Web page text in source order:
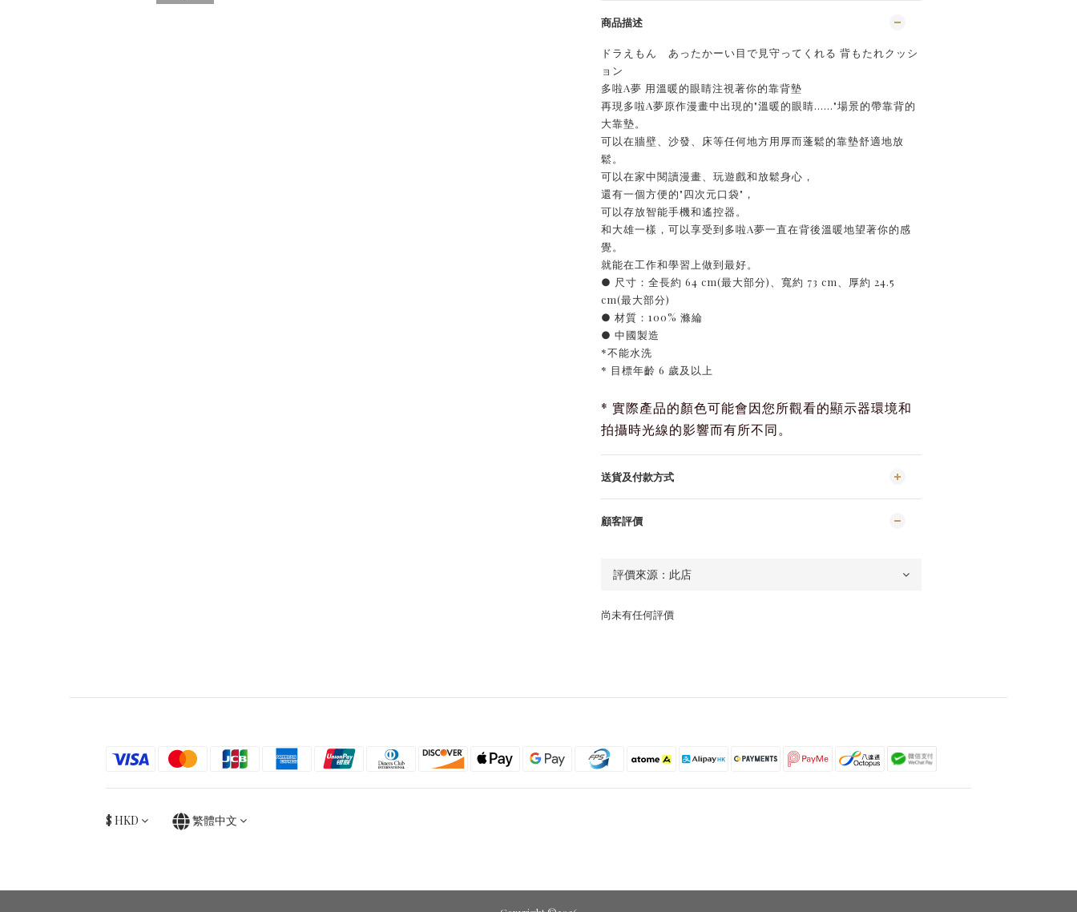
商品描述
ドラえもん あったかーい目で見守ってくれる 背もたれクッシ
ョン
多啦A夢 用溫暖的眼睛注視著你的靠背墊
再現多啦A夢原作漫畫中出現的"溫暖的眼睛……"場景的帶靠背的
大靠墊。
可以在牆壁、沙發、床等任何地方用厚而蓬鬆的靠墊舒適地放
鬆。
可以在家中閱讀漫畫、玩遊戲和放鬆身心，
還有一個方便的"四次元口袋"，
可以存放智能手機和遙控器。
和大雄一樣，可以享受到多啦A夢一直在背後溫暖地望著你的感
覺。
就能在工作和學習上做到最好。
● 尺寸：全長約 64 cm(最大部分)、寬約 73 cm、厚約 24.5
cm(最大部分)
● 材質：100% 滌綸
● 中國製造
*不能水洗
* 目標年齡 6 歲及以上
* 實際產品的顏色可能會因您所觀看的顯示器環境和
拍攝時光線的影響而有所不同。
送貨及付款方式
顧客評價
尚未有任何評價
$ HKD 繁體中文